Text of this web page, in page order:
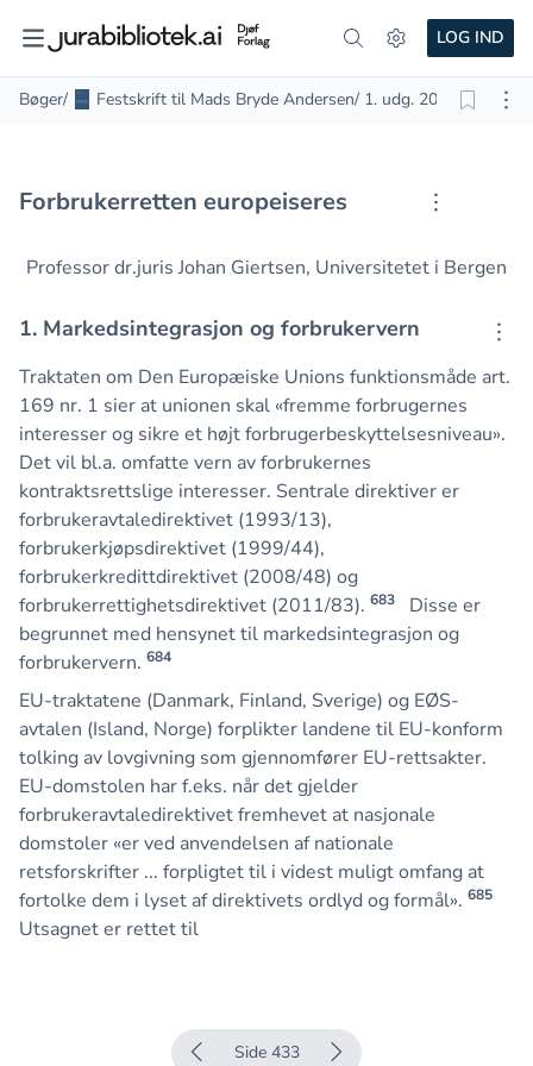
LOG IND
Bøger/ Festskrift til Mads Bryde Andersen/ 1. udg. 2018 / Side 433
Forbrukerretten europeiseres
Tryk Enter for at åbne menuen til dette indhold.
Professor dr.juris Johan Giertsen, Universitetet i Bergen
1. Markedsintegrasjon og forbrukervern
Tryk Enter for at åbne menuen til dette indhold.
Traktaten om Den Europæiske Unions funktionsmåde art.
169 nr. 1 sier at unionen skal «fremme forbrugernes
interesser og sikre et højt forbrugerbeskyttelsesniveau».
Det vil bl.a. omfatte vern av forbrukernes
kontraktsrettslige interesser. Sentrale direktiver er
forbrukeravtaledirektivet (1993/13),
forbrukerkjøpsdirektivet (1999/44),
forbrukerkredittdirektivet (2008/48) og
forbrukerrettighetsdirektivet (2011/83). 683
Disse er
begrunnet med hensynet til markedsintegrasjon og
forbrukervern. 684
EU-traktatene (Danmark, Finland, Sverige) og EØS-
avtalen (Island, Norge) forplikter landene til EU-konform
tolking av lovgivning som gjennomfører EU-rettsakter.
EU-domstolen har f.eks. når det gjelder
forbrukeravtaledirektivet fremhevet at nasjonale
domstoler «er ved anvendelsen af nationale
retsforskrifter ... forpligtet til i videst muligt omfang at
fortolke dem i lyset af direktivets ordlyd og formål». 685
Utsagnet er rettet til
Side 433